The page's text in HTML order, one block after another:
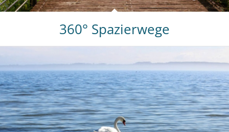
360° Spazierwege